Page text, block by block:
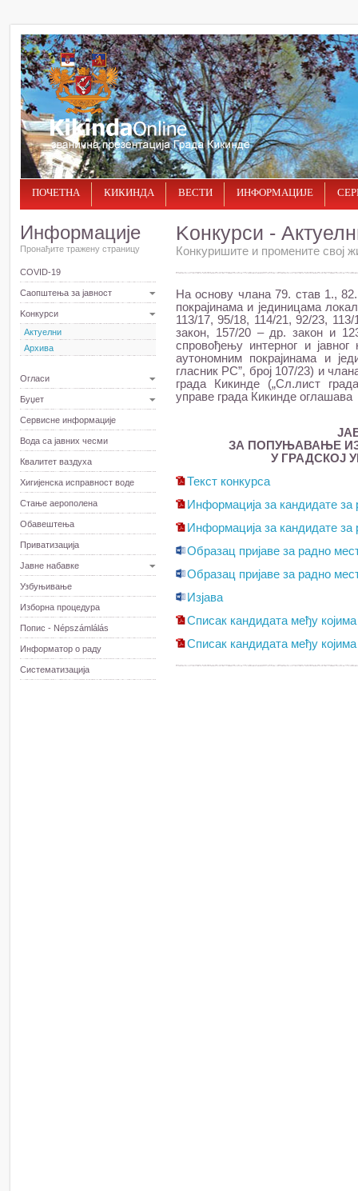
ПОЧЕТНА КИКИНДА ВЕСТИ ИНФОРМАЦИЈЕ
Информације
Пронађите тражену страницу
COVID-19
Саопштења за јавност
Kонкурси
Актуелни
Архива
Огласи
Буџет
Сервисне информације
Вода са јавних чесми
Квалитет ваздуха
Хигијенска исправност воде
Стање аерополена
Обавештења
Приватизација
Јавне набавке
Узбуњивање
Изборна процедура
Попис - Népszámlálás
Информатор о раду
Систематизација
Kонкурси -
Конкуришите и промените свој
На основу члана 79. став 1.,
покрајинама и јединицама
113/17, 95/18, 114/21, 92/23,
закон, 157/20 – др. закон и
спровођењу интерног и
аутономним покрајинама и
гласник РС”, број 107/23) и
града Кикинде („Сл.лист
управе града Кикинде оглашава
ЗА ПОПУЊАВАЊЕ
У ГРАДСКОЈ
Текст конкурса
Информација за кандидате за
Информација за кандидате за
Образац пријаве за радно
Образац пријаве за радно
Изјава
Списак кандидата међу
Списак кандидата међу